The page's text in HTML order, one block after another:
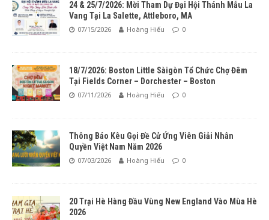
24 & 25/7/2026: Mời Tham Dự Đại Hội Thánh Mẫu La
Vang Tại La Salette, Attleboro, MA
07/15/2026 Hoàng Hiếu 0
18/7/2026: Boston Little Sàigòn Tổ Chức Chợ Đêm
Tại Fields Corner – Dorchester – Boston
07/11/2026 Hoàng Hiếu 0
Thông Báo Kêu Gọi Đề Cử Ứng Viên Giải Nhân
Quyền Việt Nam Năm 2026
07/03/2026 Hoàng Hiếu 0
20 Trại Hè Hàng Đầu Vùng New England Vào Mùa Hè
2026